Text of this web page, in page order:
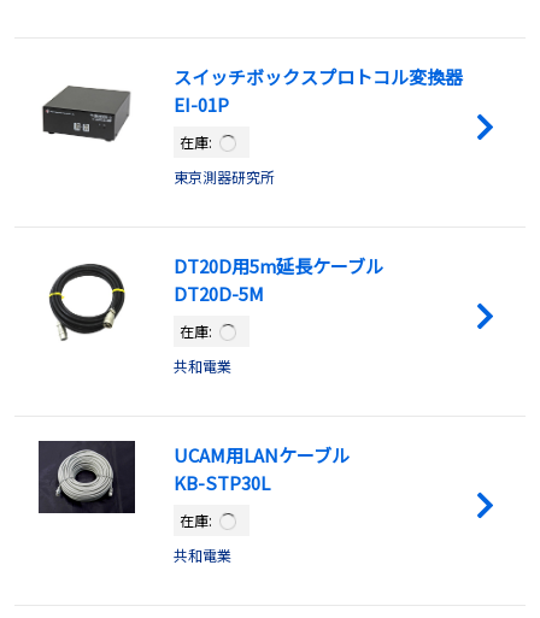
スイッチボックスプロトコル変換器
EI-01P
在庫:
東京測器研究所
DT20D用5m延長ケーブル
DT20D-5M
在庫:
共和電業
UCAM用LANケーブル
KB-STP30L
在庫:
共和電業